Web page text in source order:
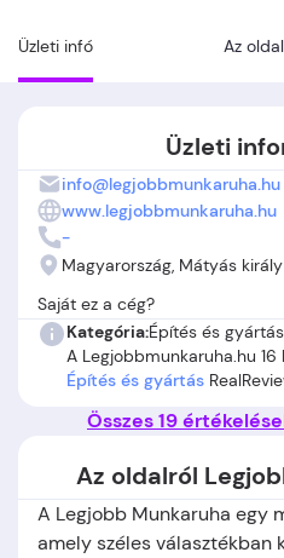
Üzleti infó Az
Üzleti
info@legjobbmunkaruha.hu
www.legjobbmunkaruha.hu
-
Magyarország, Mátyás
Saját ez a cég?
Kategória:Építés és gyártás
A Legjobbmunkaruha.hu
Építés és gyártás
Összes 19
Az oldalról
A Legjobb Munkaruha egy
amely széles választékban